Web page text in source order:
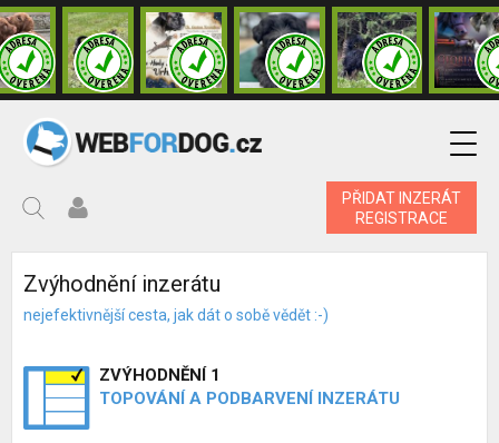
PŘIDAT INZERÁT
REGISTRACE
Zvýhodnění inzerátu
nejefektivnější cesta, jak dát o sobě vědět :-)
ZVÝHODNĚNÍ 1
TOPOVÁNÍ A PODBARVENÍ INZERÁTU